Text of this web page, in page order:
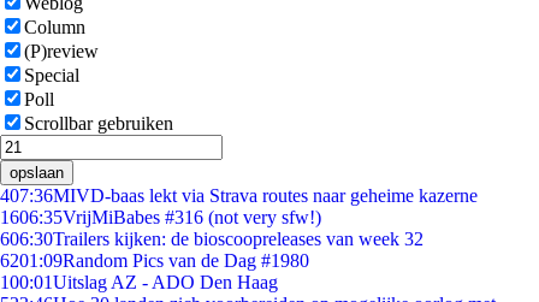
Column
(P)review
Special
Poll
Scrollbar gebruiken
opslaan
407:36MIVD-baas lekt via Strava routes naar geheime kazerne
1606:35VrijMiBabes #316 (not very sfw!)
606:30Trailers kijken: de bioscoopreleases van week 32
6201:09Random Pics van de Dag #1980
100:01Uitslag AZ - ADO Den Haag